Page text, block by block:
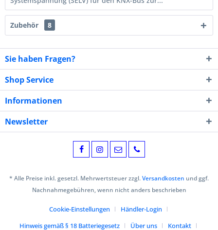
Zubehör 8
Sie haben Fragen?
Shop Service
Informationen
Newsletter
* Alle Preise inkl. gesetzl. Mehrwertsteuer zzgl.Versandkosten und ggf.
Nachnahmegebühren, wenn nicht anders beschrieben
Cookie-Einstellungen
Händler-Login
Hinweis gemäß § 18 Batteriegesetz
Über uns Kontakt